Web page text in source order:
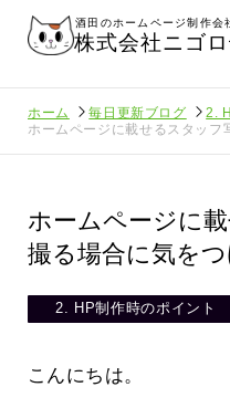
酒田のホームページ制作会
株式会社ニゴ
ホーム 毎日更新ブログ
2.
ホームページに載せるスタッフ
ホームページに
撮る場合に気を
2. HP制作時のポイント
こんにちは。